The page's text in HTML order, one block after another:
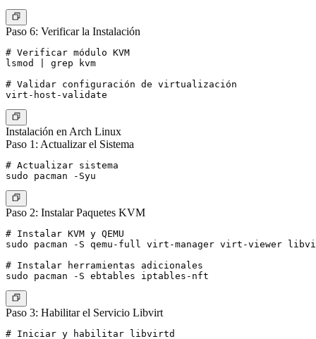
Paso 6: Verificar la Instalación
# Verificar módulo KVM
lsmod | grep kvm
# Validar configuración de virtualización
Instalación en Arch Linux
Paso 1: Actualizar el Sistema
# Actualizar sistema
Paso 2: Instalar Paquetes KVM
# Instalar KVM y QEMU
sudo pacman -S qemu-full virt-manager virt-viewer
# Instalar herramientas adicionales
Paso 3: Habilitar el Servicio Libvirt
# Iniciar y habilitar libvirtd